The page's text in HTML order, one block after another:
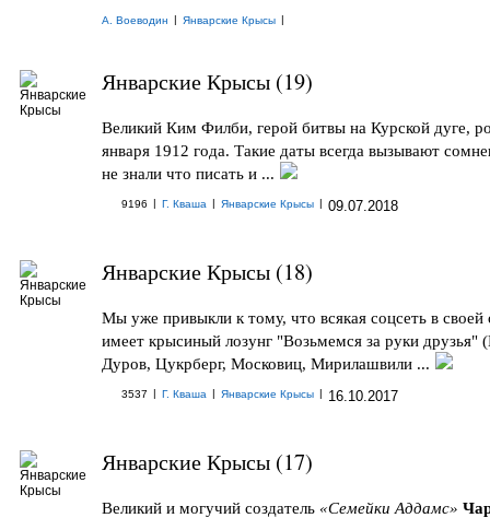
А. Воеводин | Январские Крысы |
Январские Крысы (19)
Великий Ким Филби, герой битвы на Курской дуге,
января 1912 года. Такие даты всегда вызывают
не знали что писать и ...
9196 | Г. Кваша | Январские Крысы | 09.07.2018
Январские Крысы (18)
Мы уже привыкли к тому, что всякая соцсеть в своей
имеет крысиный лозунг "Возьмемся за руки друзья"
Дуров, Цукрберг, Московиц, Мирилашвили ...
3537 | Г. Кваша | Январские Крысы | 16.10.2017
Январские Крысы (17)
Великий и могучий создатель «Семейки Аддамс»